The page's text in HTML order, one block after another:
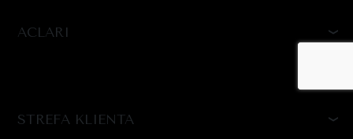
ACLARI
STREFA KLIENTA